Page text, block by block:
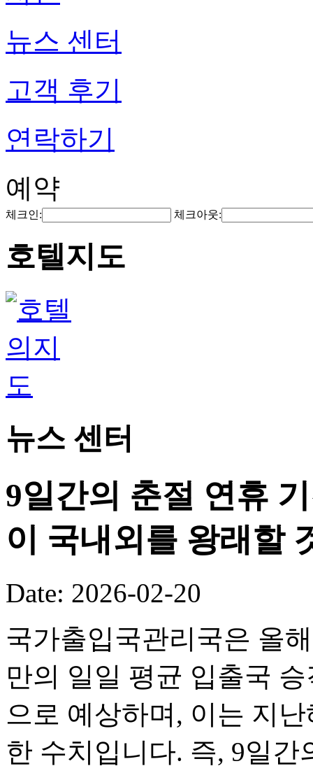
뉴스 센터
고객 후기
연락하기
예약
체크인: 체크아웃:
호텔지도
뉴스 센터
9일간의 춘절 연휴
이 국내외를 왕래할
Date: 2026-02-20
국가출입국관리국은 올
만의 일일 평균 입출국
으로 예상하며, 이는 지
한 수치입니다. 즉, 9일간